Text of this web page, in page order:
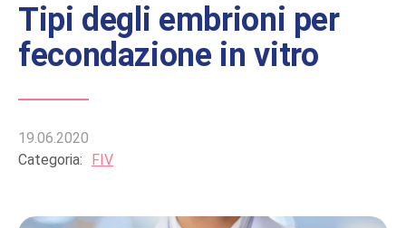
Tipi degli embrioni per
fecondazione in vitro
19.06.2020
Categoria:
FIV